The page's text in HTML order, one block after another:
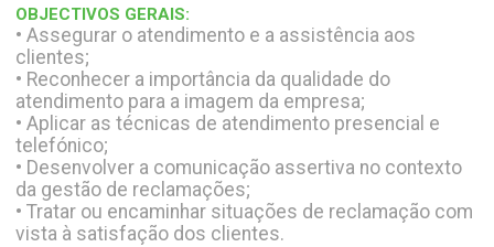
OBJECTIVOS GERAIS:
• Assegurar o atendimento e a assistência aos
clientes;
• Reconhecer a importância da qualidade do
atendimento para a imagem da empresa;
• Aplicar as técnicas de atendimento presencial e
telefónico;
• Desenvolver a comunicação assertiva no contexto
da gestão de reclamações;
• Tratar ou encaminhar situações de reclamação com
vista à satisfação dos clientes.